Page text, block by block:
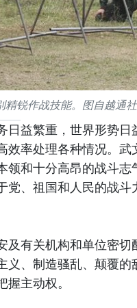
精锐作战技能。图自越通社
日益繁重，世界形势日
率处理各种情况。武
领和十分高昂的战斗志
党、祖国和人民的战斗
及有关机构和单位密切
义、制造骚乱、颠覆的
主动权。